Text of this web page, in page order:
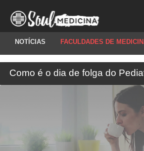
NOTÍCIAS FACULDADES DE
Como é o dia de folga do